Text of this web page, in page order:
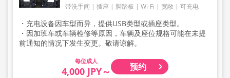
带洗手间 插座 脚踏板 Wi-Fi 宽敞 可充电
・充电设备因车型而异，提供USB类型或插座类型。
・因加班车或车辆检修等原因，车辆及座位规格可能在未提
前通知的情况下发生变更。敬请谅解。
成人
4,000 JPY～ 预约